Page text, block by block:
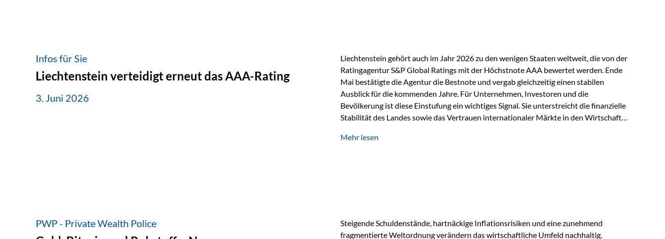
Infos für Sie
Liechtenstein verteidigt erneut das AAA-Rating
3. Juni 2026
Liechtenstein gehört auch im Jahr 2026 zu den wenigen Staaten weltweit, die von der
Ratingagentur S&P Global Ratings mit der Höchstnote AAA bewertet werden. Ende
Mai bestätigte die Agentur die Bestnote und vergab gleichzeitig einen stabilen
Ausblick für die kommenden Jahre. Für Unternehmen, Investoren und die
Bevölkerung ist diese Einstufung ein wichtiges Signal. Sie unterstreicht die finanzielle
Stabilität des Landes sowie das Vertrauen internationaler Märkte in den Wirtschafts-
Herausforderungen Die weltwirtschaftlichen Rahmenbedingungen bleiben
Mehr lesen
PWP - Private Wealth Police
Steigende Schuldenstände, hartnäckige Inflationsrisiken und eine zunehmend
fragmentierte Weltordnung verändern das wirtschaftliche Umfeld nachhaltig.